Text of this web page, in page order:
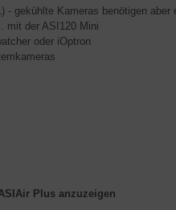
gekühlte Kameras benötigen
mit der ASI120 Mini
oder iOptron
Plus anzuzeigen